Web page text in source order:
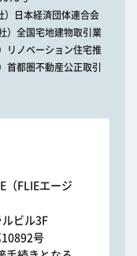
）日本経済団体連合会
）全国宅地建物取引業
リノベーション住宅推
首都圏不動産公正取引
（FLIEエージ
ビル3F
号